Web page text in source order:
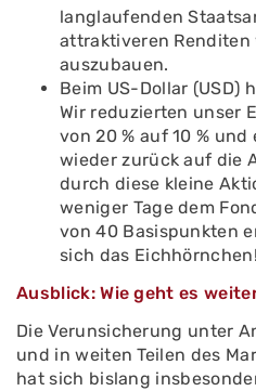
langlaufenden
attraktiveren
auszubauen.
Beim US-Dollar (USD)
Wir reduzierten unser
von 20 % auf 10 %
wieder zurück auf die
durch diese kleine
weniger Tage dem
von 40 Basispunkten
sich das Eichhörnchen!
Ausblick: Wie geht es
Die Verunsicherung unter
und in weiten Teilen des
hat sich bislang